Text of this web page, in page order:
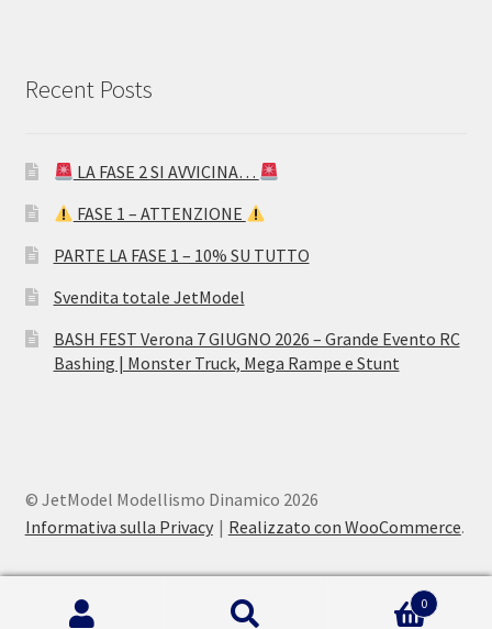
Recent Posts
LA FASE 2 SI AVVICINA…
FASE 1 – ATTENZIONE
PARTE LA FASE 1 – 10% SU TUTTO
Svendita totale JetModel
BASH FEST Verona 7 GIUGNO 2026 – Grande Evento RC
Bashing | Monster Truck, Mega Rampe e Stunt
© JetModel Modellismo Dinamico 2026
Informativa sulla Privacy
Realizzato con WooCommerce.
0